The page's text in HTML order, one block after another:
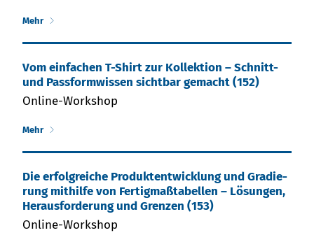
Mehr
Vom ein­fa­chen T-Shirt zur Kol­lek­tion – Schnitt-
und Pass­form­wis­sen sicht­bar ge­macht (152)
Online-Workshop
Mehr
Die er­folg­rei­che Pro­dukt­ent­wick­lung und Gra­die­
rung mit­hil­fe von Fer­tig­maß­ta­bel­len – Lös­un­gen,
He­raus­for­de­rung und Gren­zen (153)
Online-Workshop